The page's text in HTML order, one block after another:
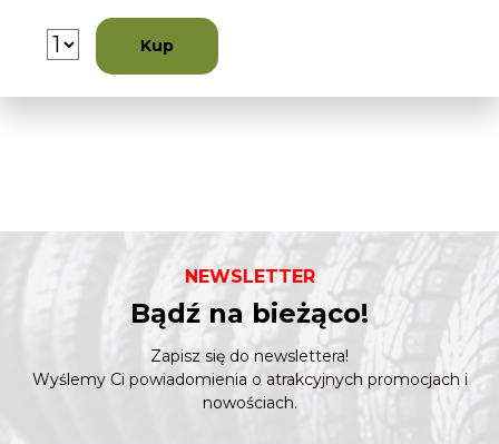
Kup
NEWSLETTER
Bądź na bieżąco!
Zapisz się do newslettera!
Wyślemy Ci powiadomienia o atrakcyjnych promocjach i
nowościach.